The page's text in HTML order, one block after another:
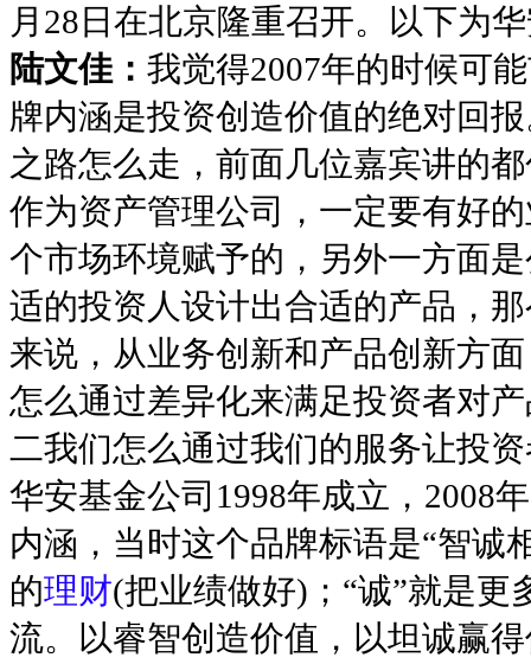
月28日在北京隆重召开。以下为
陆文佳： 我觉得2007年的时候可
牌内涵是投资创造价值的绝对回
之路怎么走，前面几位嘉宾讲的
作为资产管理公司，一定要有好
个市场环境赋予的，另外一方面
适的投资人设计出合适的产品，
来说，从业务创新和产品创新方
怎么通过差异化来满足投资者对
二我们怎么通过我们的服务让投
华安基金公司1998年成立，2008
内涵，当时这个品牌标语是“智诚
的理财(把业绩做好)；“诚”就是
流。以睿智创造价值，以坦诚赢